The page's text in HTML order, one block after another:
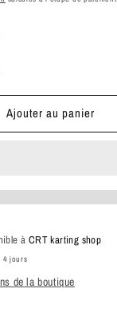
Ajouter au panier
à CRT karting shop
4 jours
de la boutique